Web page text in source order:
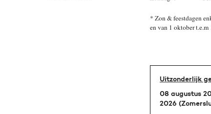
* Zon & feestdagen
en van 1
Uitzonderlijk
08 augustus
2026